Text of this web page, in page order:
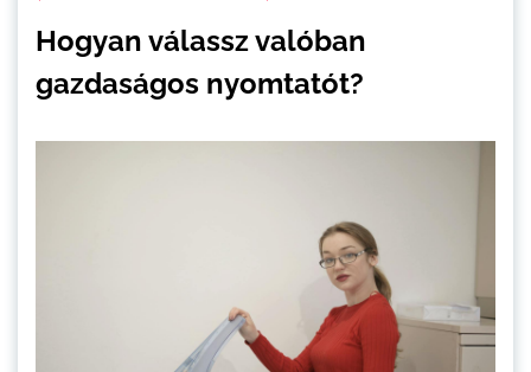
Hogyan válassz valóban
gazdaságos nyomtatót?